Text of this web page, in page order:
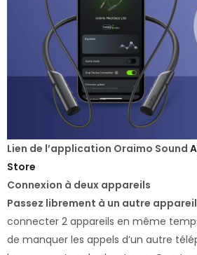
Lien de l’application Oraimo Sound
Store
Connexion à deux appareils
Passez librement à un autre appareil
connecter 2 appareils en même
de manquer les appels d’un autre